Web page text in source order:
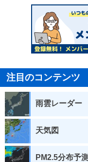
注目のコンテンツ
雨雲レーダー
天気図
PM2.5分布予測